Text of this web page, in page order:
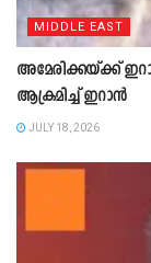
MIDDLE EAST
അമേരിക്കയ്ക്ക്
ആക്രമിച്ച് ഇറാൻ
JULY 18, 2026